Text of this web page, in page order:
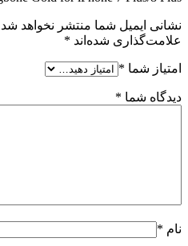
نشانی ایمیل شما منتشر نخواهد
علامت‌گذاری شده‌اند *
امتیاز شما *
دیدگاه شما *
نام *